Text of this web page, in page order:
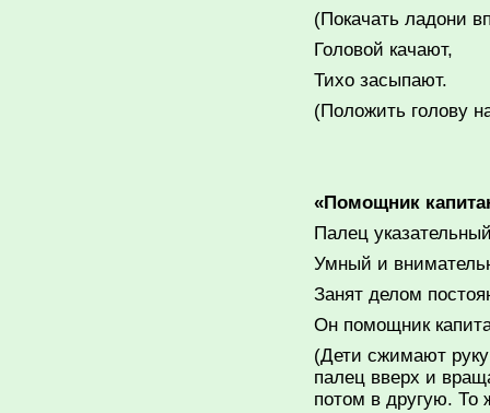
(Покачать ладони
Головой качают,
Тихо засыпают.
(Положить голову
«Помощник
Палец
Умный и
Занят делом
Он помощник
(Дети сжимают
палец вверх и
потом в другую. То